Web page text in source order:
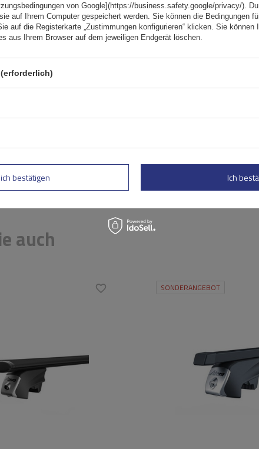
auch
SONDERANGEBOT
von Google](https://business.safety.google/privacy/).
auf Ihrem Computer gespeichert werden. Sie können die Bedingungen
auf die Registerkarte „Zustimmungen konfigurieren“ klicken. Sie können
aus Ihrem Browser auf dem jeweiligen Endgerät löschen.
bestätigen Ich